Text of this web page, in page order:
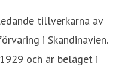
tillverkarna av
i Skandinavien.
och är beläget i